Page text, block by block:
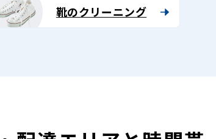
靴のクリーニング